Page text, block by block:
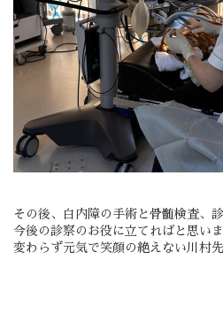
その後、白内障の手術と骨髄検査、
今後の診察のお役に立てればと思い
変わらず元気で笑顔の絶えない川村